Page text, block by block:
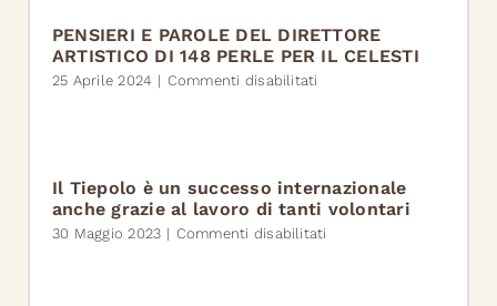
PENSIERI E PAROLE DEL DIRETTORE
ARTISTICO DI 148 PERLE PER IL CELESTI
25 Aprile 2024 | Commenti disabilitati
DIRETTORE
ARTISTICO
DI
Il Tiepolo è un successo internazionale
anche grazie al lavoro di tanti volontari
30 Maggio 2023 | Commenti disabilitati